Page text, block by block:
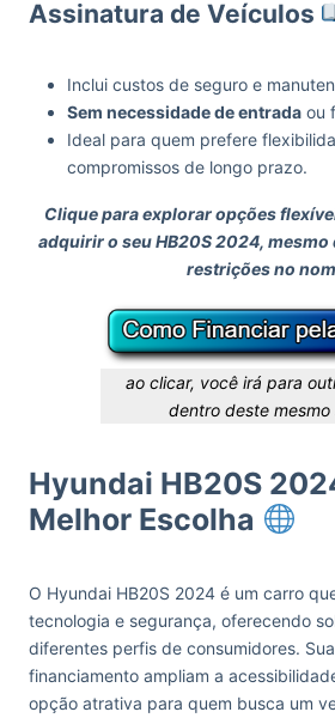
Assinatura de Veículos
Inclui custos de seguro e
Sem necessidade de entrada ou
Ideal para quem prefere
compromissos de longo prazo.
Clique para explorar opções
adquirir o seu HB20S 2024, mesmo
restrições no
ao clicar, você irá para
dentro deste mesmo
Hyundai HB20S
Melhor Escolha
O Hyundai HB20S 2024 é um carro
tecnologia e segurança, oferecendo
diferentes perfis de consumidores.
financiamento ampliam a
opção atrativa para quem busca um